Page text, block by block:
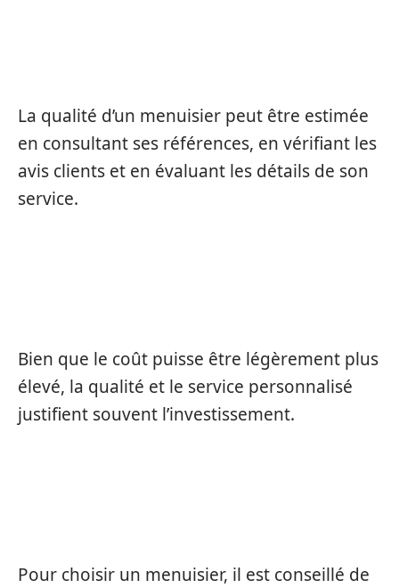
La qualité d’un menuisier peut être estimée
en consultant ses références, en vérifiant les
avis clients et en évaluant les détails de son
service.
Bien que le coût puisse être légèrement plus
élevé, la qualité et le service personnalisé
justifient souvent l’investissement.
Pour choisir un menuisier, il est conseillé de